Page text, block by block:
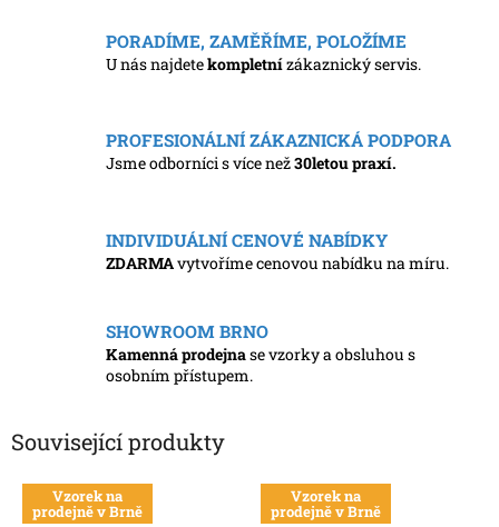
PORADÍME, ZAMĚŘÍME, POLOŽÍME
U nás najdetekompletnízákaznický servis.
PROFESIONÁLNÍ ZÁKAZNICKÁ PODPORA
Jsme odborníci s více než30letou praxí.
INDIVIDUÁLNÍ CENOVÉ NABÍDKY
ZDARMAvytvoříme cenovou nabídku na míru.
SHOWROOM BRNO
Kamenná prodejnase vzorky a obsluhou s
osobním přístupem.
Související produkty
Vzorek na
prodejně v Brně
Vzorek na
prodejně v Brně